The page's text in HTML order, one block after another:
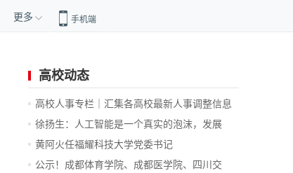
更多 手机端
高校动态
高校人事专栏｜汇集各高校最新人事调整信息
徐扬生：人工智能是一个真实的泡沫，发展
前...
黄阿火任福耀科技大学党委书记
公示！成都体育学院、成都医学院、四川交